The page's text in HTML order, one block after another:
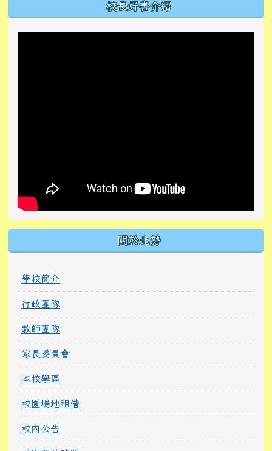
校長好書介紹
關於北勢
學校簡介
行政團隊
教師團隊
家長委員會
本校學區
校園場地租借
校內公告